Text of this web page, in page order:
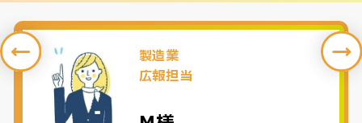
製造業
広報担当